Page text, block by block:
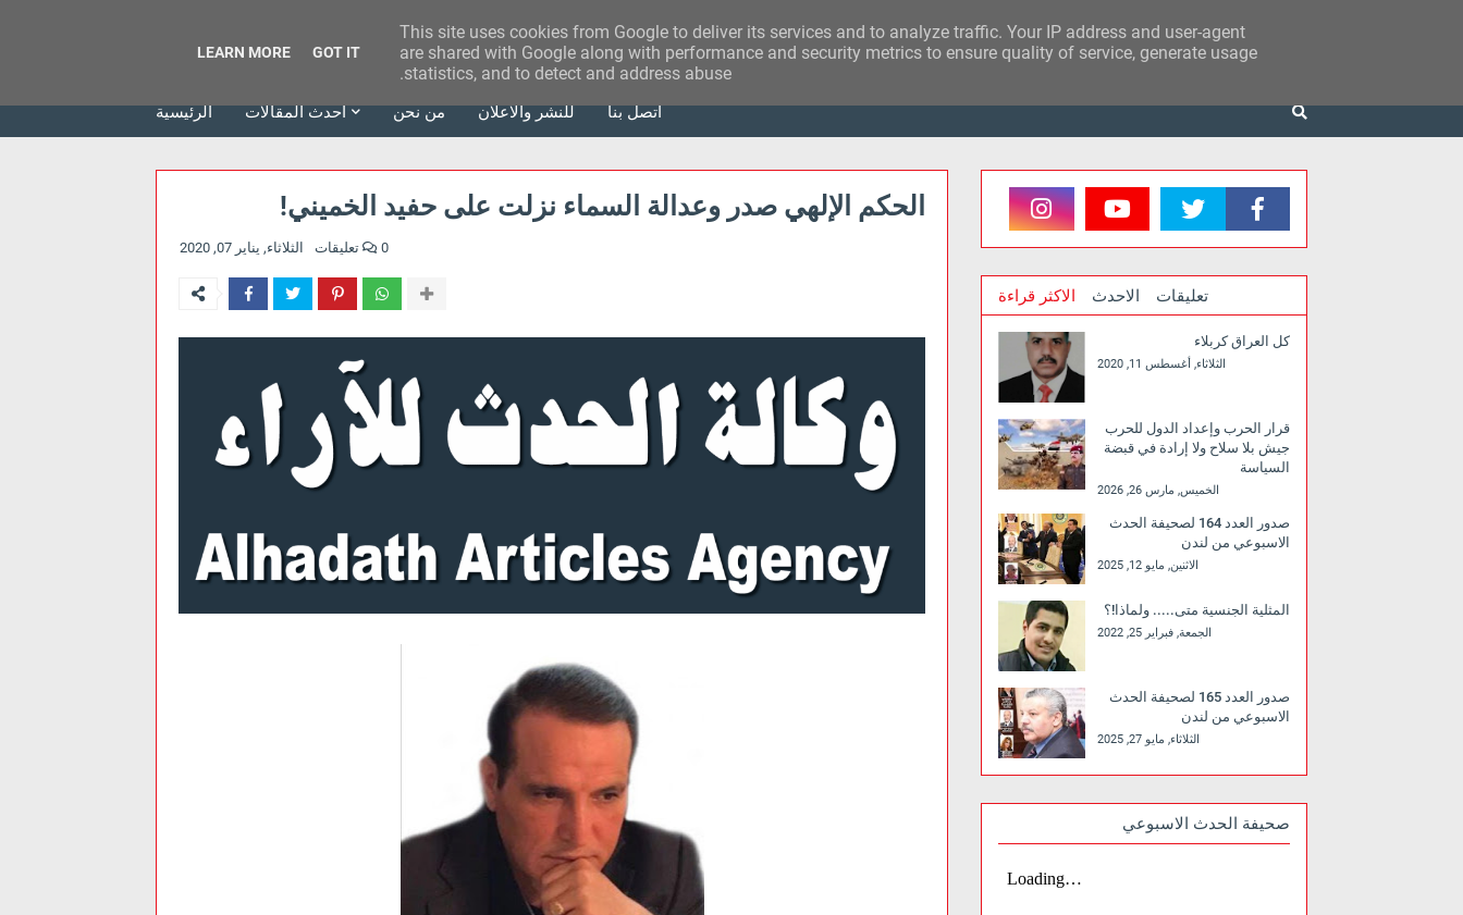
وكالة الحدث للآراء
الرئيسية أحدث المقالات من نحن للنشر والاعلان أتصل بنا
الحكم الإلهي صدر وعدالة السماء نزلت على حفيد الخميني!
الثلاثاء, يناير 07, 2020 0 تعليقات
الاكثر قراءة الاحدث تعليقات
كل العراق كربلاء
الثلاثاء, أغسطس 11, 2020
قرار الحرب وإعداد الدول للحرب
جيش بلا سلاح ولا إرادة في قبضة
السياسة
الخميس, مارس 26, 2026
صدور العدد 164 لصحيفة الحدث
الاسبوعي من لندن
الاثنين, مايو 12, 2025
المثلية الجنسية متى..... ولماذا!؟
الجمعة, فبراير 25, 2022
صدور العدد 165 لصحيفة الحدث
الاسبوعي من لندن
الثلاثاء, مايو 27, 2025
صحيفة الحدث الاسبوعي
This site uses cookies from Google to deliver its services and to analyze traffic. Your IP address and user-agent
are shared with Google along with performance and security metrics to ensure quality of service, generate usage
statistics, and to detect and address abuse.
LEARN MORE GOT IT